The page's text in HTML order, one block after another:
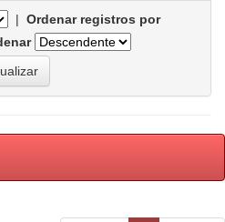
| Ordenar registros por